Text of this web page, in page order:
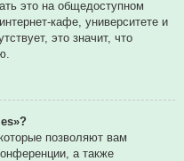
это на общедоступном
кафе, университете и
это значит, что
позволяют вам
а также